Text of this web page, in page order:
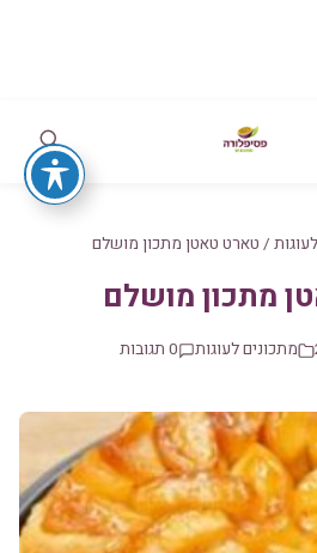
/ טארט טאטן מתכון מושלם
מתכון מושלם
מתכונים לעוגות 0 תגובות